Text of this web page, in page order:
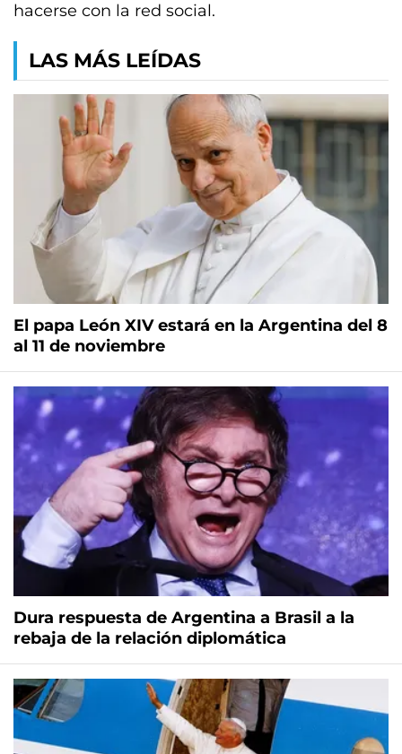
hacerse con la red social.
LAS MÁS LEÍDAS
El papa León XIV estará en la Argentina del 8
al 11 de noviembre
Dura respuesta de Argentina a Brasil a la
rebaja de la relación diplomática